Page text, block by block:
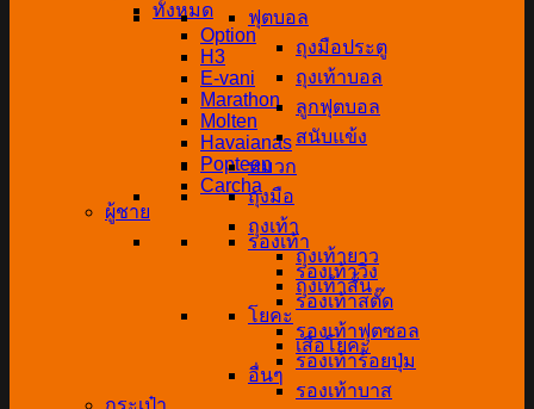
ทั้งหมด
Option
H3
E-vani
Marathon
Molten
Havaianas
Popteen
Carcha
ผู้ชาย
รองเท้า
รองเท้าวิ่ง
รองเท้าสตั๊ด
รองเท้าฟุตซอล
รองเท้าร้อยปุ่ม
รองเท้าบาส
ฟุตบอล
ถุงมือประตู
ถุงเท้าบอล
ลูกฟุตบอล
สนับแข้ง
หมวก
ถุงมือ
ถุงเท้า
ถุงเท้ายาว
ถุงเท้าสั้น
โยคะ
เสื่อโยคะ
อื่นๆ
กระเป๋า